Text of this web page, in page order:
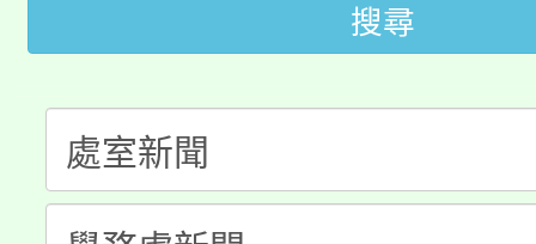
視費優惠，中低收入戶
半價優惠，詳情可洽有
者。
大園自造教育及科技
份教師研習
淨零綠生活教案入校路
會
115年食農教育專業人
搜尋